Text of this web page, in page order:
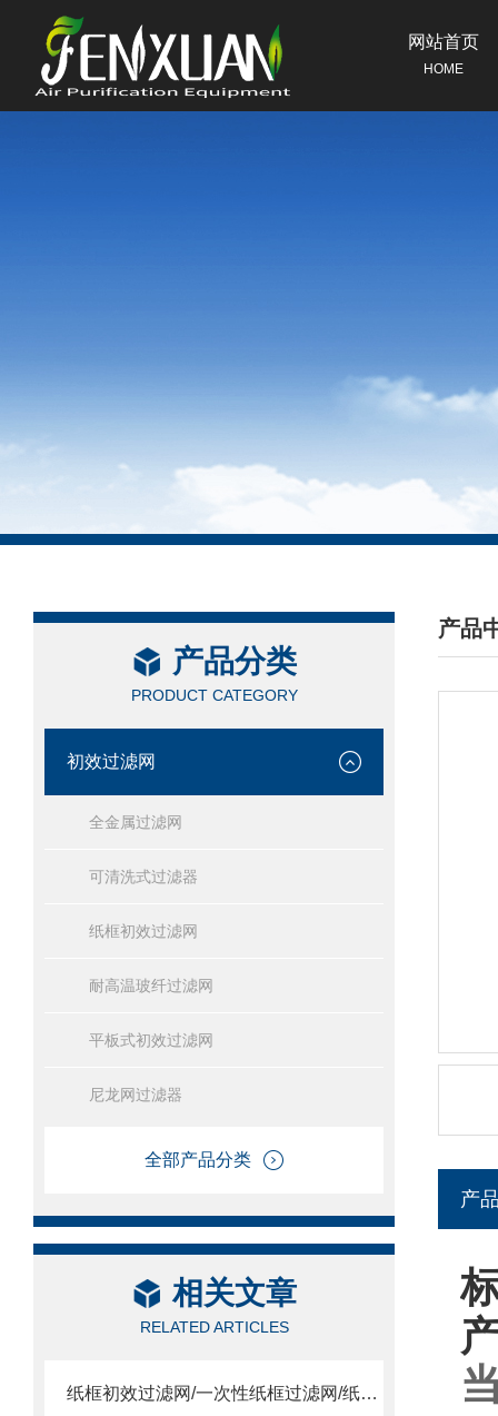
网站首页
HOME
产品分类
PRODUCT CATEGORY
初效过滤网
全金属过滤网
可清洗式过滤器
纸框初效过滤网
耐高温玻纤过滤网
平板式初效过滤网
尼龙网过滤器
全部产品分类
相关文章
RELATED ARTICLES
纸框初效过滤网/一次性纸框过滤网/纸框过滤网
产品
/
产